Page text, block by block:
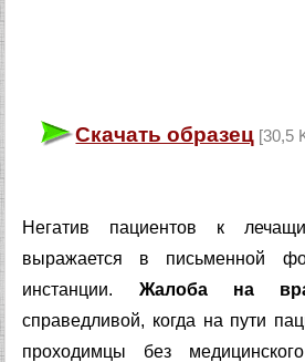
Скачать образец [30,5
Негатив пациентов к
выражается в письменной
инстанции. Жалоба на
справедливой, когда на пути
проходимцы без